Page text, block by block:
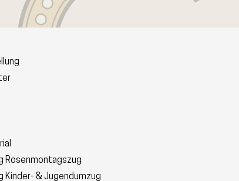
Rosenmontagszug
Kinder- & Jugendumzug